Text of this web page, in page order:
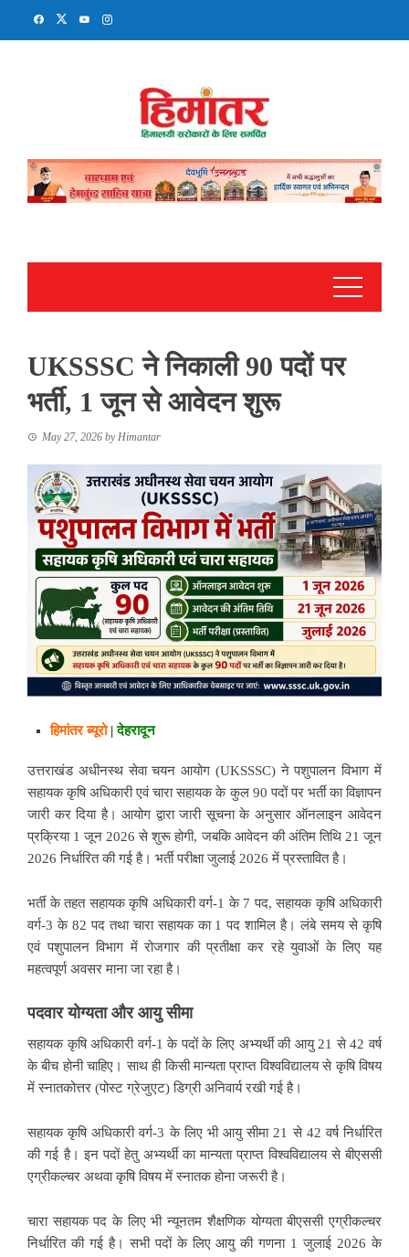
UKSSSC ने निकाली 90 पदों पर
भर्ती, 1 जून से आवेदन शुरू
May 27, 2026 byHimantar
हिमांतर ब्यूरो| देहरादून
उत्तराखंड अधीनस्थ सेवा चयन आयोग (UKSSSC) ने पशुपालन विभाग में
सहायक कृषि अधिकारी एवं चारा सहायक के कुल 90 पदों पर भर्ती का विज्ञापन
जारी कर दिया है। आयोग द्वारा जारी सूचना के अनुसार ऑनलाइन आवेदन
प्रक्रिया 1 जून 2026 से शुरू होगी, जबकि आवेदन की अंतिम तिथि 21 जून
2026 निर्धारित की गई है। भर्ती परीक्षा जुलाई 2026 में प्रस्तावित है।
भर्ती के तहत सहायक कृषि अधिकारी वर्ग-1 के 7 पद, सहायक कृषि अधिकारी
वर्ग-3 के 82 पद तथा चारा सहायक का 1 पद शामिल है। लंबे समय से कृषि
एवं पशुपालन विभाग में रोजगार की प्रतीक्षा कर रहे युवाओं के लिए यह
महत्वपूर्ण अवसर माना जा रहा है।
पदवार योग्यता और आयु सीमा
सहायक कृषि अधिकारी वर्ग-1 के पदों के लिए अभ्यर्थी की आयु 21 से 42 वर्ष
के बीच होनी चाहिए। साथ ही किसी मान्यता प्राप्त विश्वविद्यालय से कृषि विषय
में स्नातकोत्तर (पोस्ट ग्रेजुएट) डिग्री अनिवार्य रखी गई है।
सहायक कृषि अधिकारी वर्ग-3 के लिए भी आयु सीमा 21 से 42 वर्ष निर्धारित
की गई है। इन पदों हेतु अभ्यर्थी का मान्यता प्राप्त विश्वविद्यालय से बीएससी
एग्रीकल्चर अथवा कृषि विषय में स्नातक होना जरूरी है।
चारा सहायक पद के लिए भी न्यूनतम शैक्षणिक योग्यता बीएससी एग्रीकल्चर
निर्धारित की गई है। सभी पदों के लिए आयु की गणना 1 जुलाई 2026 के